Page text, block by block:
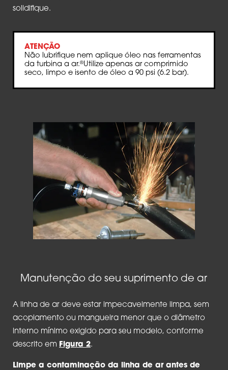
solidifique.
ATENÇÃO
Não lubrifique nem aplique óleo nas ferramentas
da turbina a ar.®Utilize apenas ar comprimido
seco, limpo e isento de óleo a 90 psi (6.2 bar).
Manutenção do seu suprimento de ar
A linha de ar deve estar impecavelmente limpa, sem
acoplamento ou mangueira menor que o diâmetro
interno mínimo exigido para seu modelo, conforme
descrito em Figura 2.
Limpe a contaminação da linha de ar antes de